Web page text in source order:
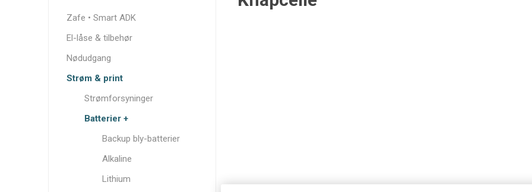
Zafe • Smart ADK
El-låse & tilbehør
Nødudgang
Strøm & print
Strømforsyninger
Batterier +
Backup bly-batterier
Alkaline
Lithium